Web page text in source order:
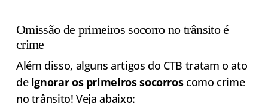
Omissão de primeiros socorro no trânsito é
crime
Além disso, alguns artigos do CTB tratam o ato
deignorar os primeiros socorros como crime
no trânsito! Veja abaixo: